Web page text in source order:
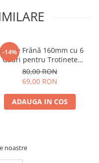
-14%de Frână 160mm cu 6
Găuri pentru Trotinete
KuKirin G4 (Model
2025) și KuKirin G2 –
Performanță Premium
80,00 RON
69,00 RON
ADAUGA IN COS
noastre